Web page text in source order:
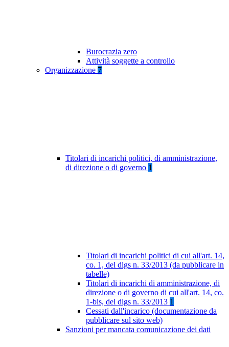
Burocrazia zero
Attività soggette a controllo
Organizzazione 7
Titolari di incarichi politici, di amministrazione,
di direzione o di governo 1
Titolari di incarichi politici di cui all'art. 14,
co. 1, del dlgs n. 33/2013 (da pubblicare in
tabelle)
Titolari di incarichi di amministrazione, di
direzione o di governo di cui all'art. 14, co.
1-bis, del dlgs n. 33/2013 1
Cessati dall'incarico (documentazione da
pubblicare sul sito web)
Sanzioni per mancata comunicazione dei dati